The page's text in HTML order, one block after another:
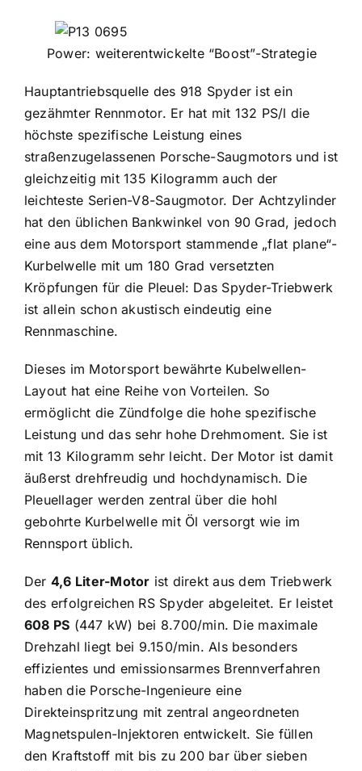
Power: weiterentwickelte “Boost”-Strategie
Hauptantriebsquelle des 918 Spyder ist ein
gezähmter Rennmotor. Er hat mit 132 PS/l die
höchste spezifische Leistung eines
straßenzugelassenen Porsche-Saugmotors und ist
gleichzeitig mit 135 Kilogramm auch der
leichteste Serien-V8-Saugmotor. Der Achtzylinder
hat den üblichen Bankwinkel von 90 Grad, jedoch
eine aus dem Motorsport stammende „flat plane“-
Kurbelwelle mit um 180 Grad versetzten
Kröpfungen für die Pleuel: Das Spyder-Triebwerk
ist allein schon akustisch eindeutig eine
Rennmaschine.
Dieses im Motorsport bewährte Kubelwellen-
Layout hat eine Reihe von Vorteilen. So
ermöglicht die Zündfolge die hohe spezifische
Leistung und das sehr hohe Drehmoment. Sie ist
mit 13 Kilogramm sehr leicht. Der Motor ist damit
äußerst drehfreudig und hochdynamisch. Die
Pleuellager werden zentral über die hohl
gebohrte Kurbelwelle mit Öl versorgt wie im
Rennsport üblich.
Der 4,6 Liter-Motor ist direkt aus dem Triebwerk
des erfolgreichen RS Spyder abgeleitet. Er leistet
608 PS (447 kW) bei 8.700/min. Die maximale
Drehzahl liegt bei 9.150/min. Als besonders
effizientes und emissionsarmes Brennverfahren
haben die Porsche-Ingenieure eine
Direkteinspritzung mit zentral angeordneten
Magnetspulen-Injektoren entwickelt. Sie füllen
den Kraftstoff mit bis zu 200 bar über sieben